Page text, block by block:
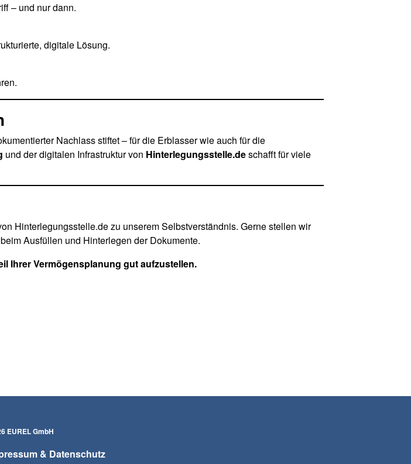
– und nur dann.
digitale Lösung.
Nachlass stiftet – für die Erblasser wie auch für die
und der digitalen Infrastruktur von Hinterlegungsstelle.deschafft für viele
Hinterlegungsstelle.de zu unserem Selbstverständnis. Gerne stellen wir
Ausfüllen und Hinterlegen der Dokumente.
Ihrer Vermögensplanung gut aufzustellen.
EUREL GmbH
& Datenschutz